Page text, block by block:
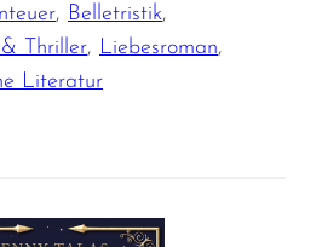
, Belletristik,
Thriller, Liebesroman,
Literatur